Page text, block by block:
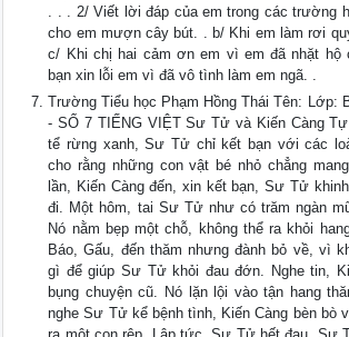
. . . 2/ Viết lời đáp của em trong các trường
cho em mượn cây bút. . b/ Khi em làm rơi
c/ Khi chị hai cảm ơn em vì em đã nhặt hộ
bạn xin lỗi em vì đã vô tình làm em ngã. .
Trường Tiểu học Phạm Hồng Thái Tên: Lớp:
- SỐ 7 TIẾNG VIỆT Sư Tử và Kiến Càng
tể rừng xanh, Sư Tử chỉ kết bạn với các
cho rằng những con vật bé nhỏ chẳng
lần, Kiến Càng đến, xin kết bạn, Sư Tử
đi. Một hôm, tai Sư Tử như có trăm ngàn
Nó nằm bẹp một chỗ, không thể ra khỏi
Báo, Gấu, đến thăm nhưng đành bỏ về, vì
gì để giúp Sư Tử khỏi đau đớn. Nghe tin,
bụng chuyện cũ. Nó lặn lội vào tận hang
nghe Sư Tử kể bệnh tình, Kiến Càng bèn bò